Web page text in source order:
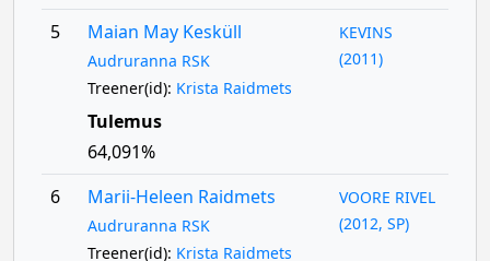
5
Maian May Kesküll
Audruranna RSK
Treener(id): Krista Raidmets
KEVINS
(2011)
Tulemus
64,091%
6
Marii-Heleen Raidmets
Audruranna RSK
Treener(id): Krista Raidmets
VOORE RIVEL
(2012, SP)